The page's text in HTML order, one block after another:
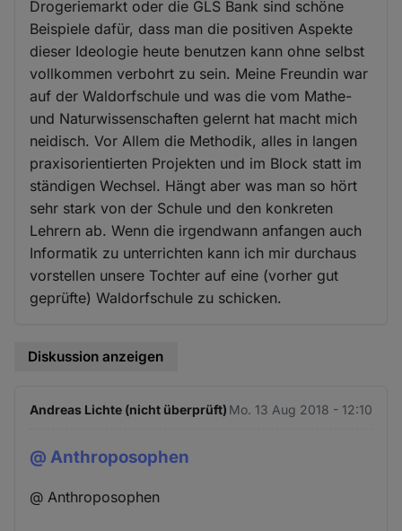
Drogeriemarkt oder die GLS Bank sind schöne
Beispiele dafür, dass man die positiven Aspekte
dieser Ideologie heute benutzen kann ohne selbst
vollkommen verbohrt zu sein. Meine Freundin war
auf der Waldorfschule und was die vom Mathe-
und Naturwissenschaften gelernt hat macht mich
neidisch. Vor Allem die Methodik, alles in langen
praxisorientierten Projekten und im Block statt im
ständigen Wechsel. Hängt aber was man so hört
sehr stark von der Schule und den konkreten
Lehrern ab. Wenn die irgendwann anfangen auch
Informatik zu unterrichten kann ich mir durchaus
vorstellen unsere Tochter auf eine (vorher gut
geprüfte) Waldorfschule zu schicken.
Diskussion anzeigen
Andreas Lichte (nicht überprüft) Mo. 13 Aug 2018 - 12:10
@ Anthroposophen
@ Anthroposophen